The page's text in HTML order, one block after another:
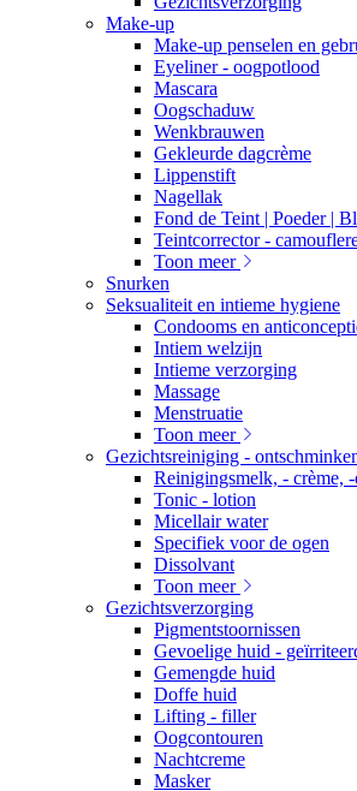
Make-up
Make-up penselen en
Eyeliner - oogpotlood
Mascara
Oogschaduw
Wenkbrauwen
Gekleurde dagcrème
Lippenstift
Nagellak
Fond de Teint | Poeder |
Teintcorrector -
Toon meer
Snurken
Seksualiteit en intieme hygiene
Condooms en
Intiem welzijn
Intieme verzorging
Massage
Menstruatie
Toon meer
Gezichtsreiniging -
Reinigingsmelk, - crème,
Tonic - lotion
Micellair water
Specifiek voor de ogen
Dissolvant
Toon meer
Gezichtsverzorging
Pigmentstoornissen
Gevoelige huid -
Gemengde huid
Doffe huid
Lifting - filler
Oogcontouren
Nachtcreme
Masker